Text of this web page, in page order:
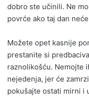
dobro ste učinili. Ne
povrće ako taj dan
Možete opet kasnije
prestanite si
raznolikošću. Nemojte
nejedenja, jer će
pokušajte ostati mirni i